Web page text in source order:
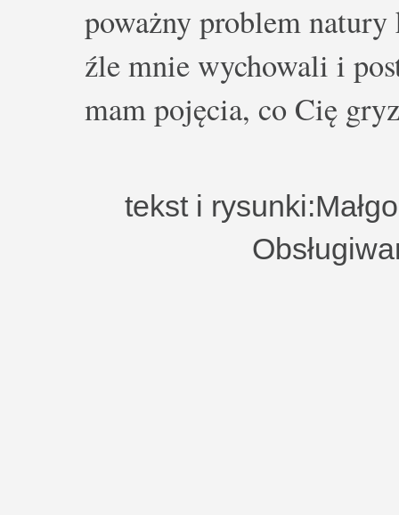
poważny problem
źle mnie wychowali i
mam pojęcia, co Cię
tekst i